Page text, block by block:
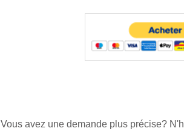
Vous avez une demande plus précise?